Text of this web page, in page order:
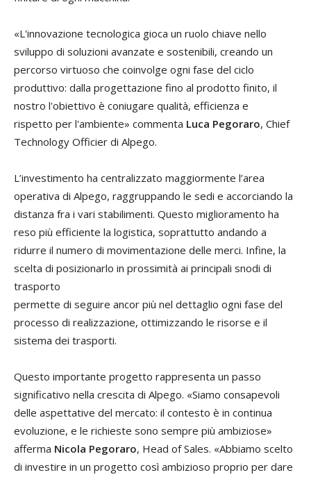
«L'innovazione tecnologica gioca un ruolo chiave nello
sviluppo di soluzioni avanzate e sostenibili, creando un
percorso virtuoso che coinvolge ogni fase del ciclo
produttivo: dalla progettazione fino al prodotto finito, il
nostro l'obiettivo è coniugare qualità, efficienza e
rispetto per l'ambiente» commenta Luca Pegoraro, Chief
Technology Officier di Alpego.
L’investimento ha centralizzato maggiormente l’area
operativa di Alpego, raggruppando le sedi e accorciando la
distanza fra i vari stabilimenti. Questo miglioramento ha
reso più efficiente la logistica, soprattutto andando a
ridurre il numero di movimentazione delle merci. Infine, la
scelta di posizionarlo in prossimità ai principali snodi di
trasporto
permette di seguire ancor più nel dettaglio ogni fase del
processo di realizzazione, ottimizzando le risorse e il
sistema dei trasporti.
Questo importante progetto rappresenta un passo
significativo nella crescita di Alpego. «Siamo consapevoli
delle aspettative del mercato: il contesto è in continua
evoluzione, e le richieste sono sempre più ambiziose»
afferma Nicola Pegoraro, Head of Sales. «Abbiamo scelto
di investire in un progetto così ambizioso proprio per dare